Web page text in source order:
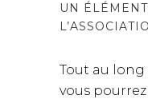
UN
Tout au long
vous